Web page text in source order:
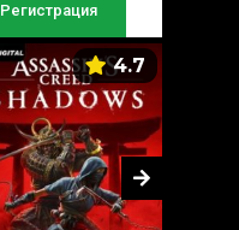
Регистрация
4.7